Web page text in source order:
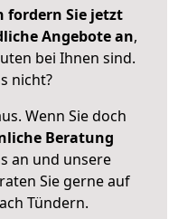
fordern Sie jetzt
Angebote an,
bei Ihnen sind.
nicht?
Wenn Sie doch
Beratung
an und unsere
Sie gerne auf
Tündern.